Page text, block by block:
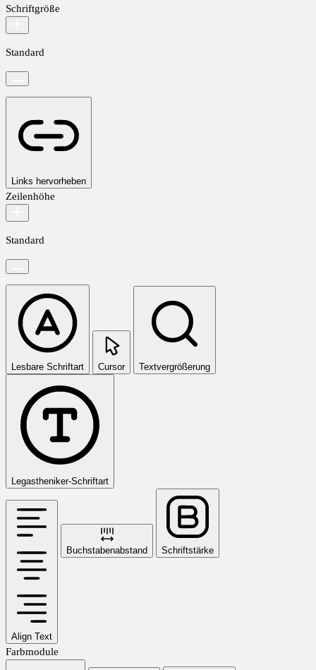
Schriftgröße
Standard
Links hervorheben
Zeilenhöhe
Standard
Lesbare Schriftart Cursor Textvergrößerung
Legastheniker-Schriftart
Align Text
Buchstabenabstand Schriftstärke
Farbmodule